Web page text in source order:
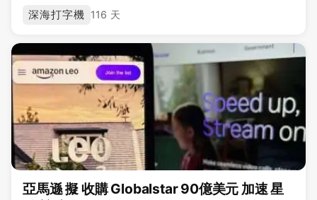
深海打字機 116 天
亞馬遜 擬 收購 Globalstar 90億美元 加速 星